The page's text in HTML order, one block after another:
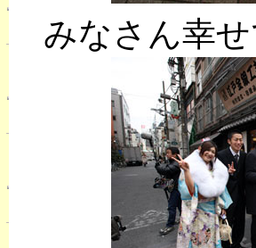
みなさん幸せ